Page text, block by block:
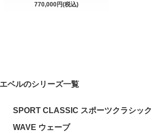
770,000円(税込)
エベルのシリーズ一覧
SPORT CLASSIC スポーツクラシック
WAVE ウェーブ